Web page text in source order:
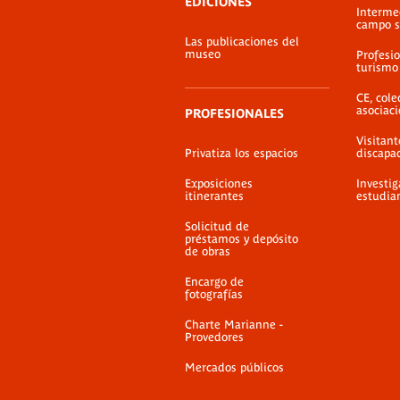
Las publicaciones del
museo
PROFESIONALES
Privatiza los espacios
Exposiciones
itinerantes
Solicitud de
préstamos y depósito
de obras
Encargo de
fotografías
Charte Marianne -
Provedores
Mercados públicos
campo
turismo
CE,